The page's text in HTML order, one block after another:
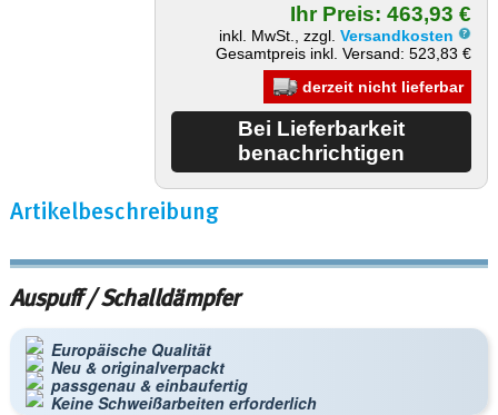
Ihr Preis: 463,93 €
inkl. MwSt., zzgl.Versandkosten
Gesamtpreis inkl. Versand: 523,83 €
derzeit nicht lieferbar
Artikelbeschreibung
Auspuff / Schalldämpfer
Europäische Qualität
Neu & originalverpackt
passgenau & einbaufertig
Keine Schweißarbeiten erforderlich